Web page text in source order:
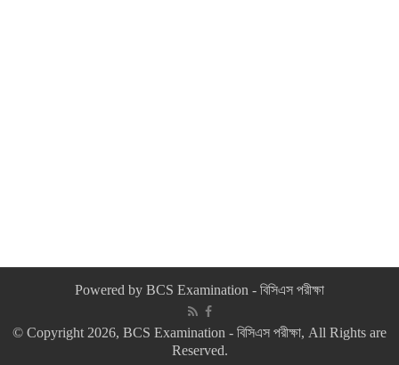
Powered by BCS Examination - বিসিএস পরীক্ষা
© Copyright 2026, BCS Examination - বিসিএস পরীক্ষা, All Rights are
Reserved.